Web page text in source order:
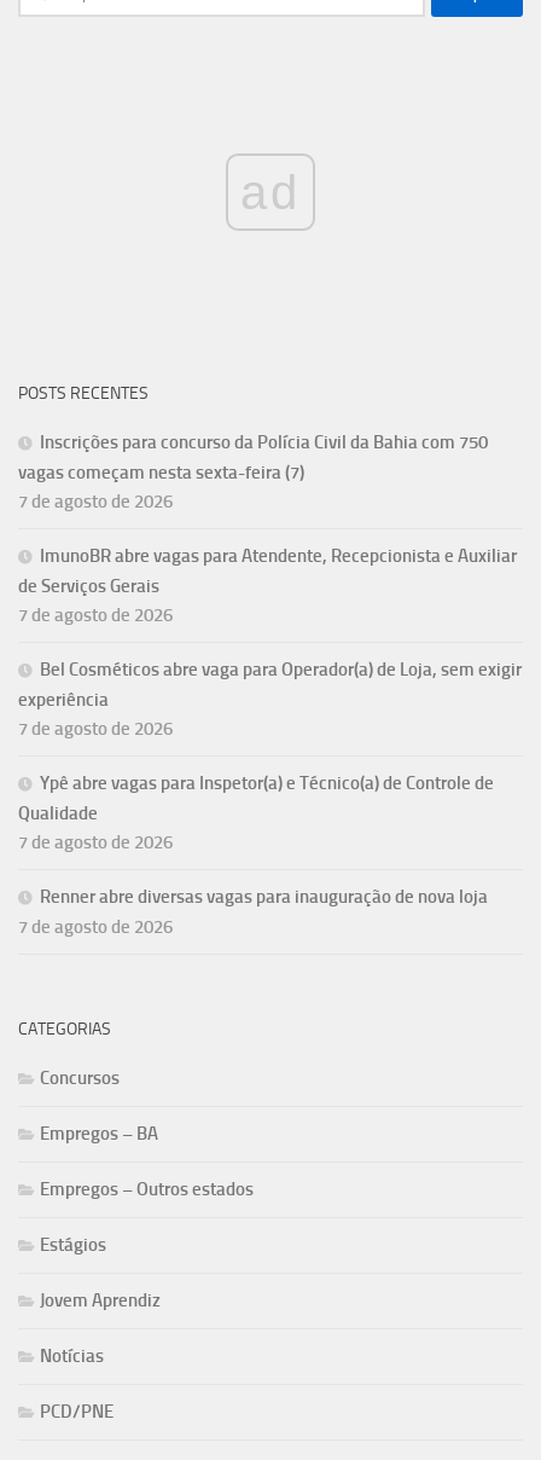
por:
ad
POSTS RECENTES
Inscrições para concurso da Polícia Civil da Bahia com 750
vagas começam nesta sexta-feira (7)
7 de agosto de 2026
ImunoBR abre vagas para Atendente, Recepcionista e Auxiliar
de Serviços Gerais
7 de agosto de 2026
Bel Cosméticos abre vaga para Operador(a) de Loja, sem exigir
experiência
7 de agosto de 2026
Ypê abre vagas para Inspetor(a) e Técnico(a) de Controle de
Qualidade
7 de agosto de 2026
Renner abre diversas vagas para inauguração de nova loja
7 de agosto de 2026
CATEGORIAS
Concursos
Empregos – BA
Empregos – Outros estados
Estágios
Jovem Aprendiz
Notícias
PCD/PNE